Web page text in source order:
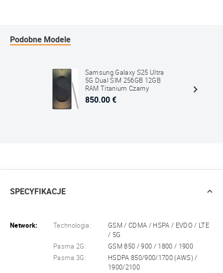
Podobne Modele
Samsung Galaxy S25 Ultra
5G Dual SIM 256GB 12GB
RAM Titanium Czarny
850.00 €
SPECYFIKACJE
Network: Technologia:
GSM / CDMA / HSPA / EVDO / LTE
/ 5G
Pasma 2G:
GSM 850 / 900 / 1800 / 1900
Pasma 3G:
HSDPA 850/900/1700 (AWS) /
1900/2100